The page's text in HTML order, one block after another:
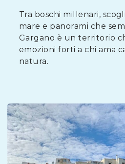
Tra boschi millenari,
mare e panorami che
Gargano è un territorio
emozioni forti a chi ama
natura.